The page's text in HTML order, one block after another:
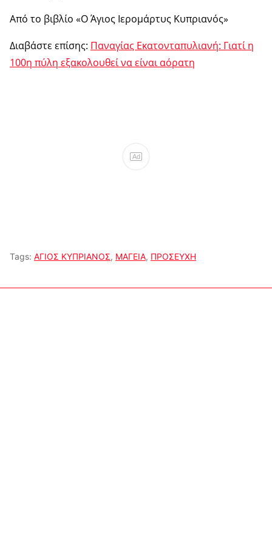
Από το βιβλίο «Ο Άγιος Ιερομάρτυς Κυπριανός»
Διαβάστε επίσης: Παναγίας Εκατονταπυλιανή: Γιατί η
100η πύλη εξακολουθεί να είναι αόρατη
Ad
Tags: ΑΓΙΟΣ ΚΥΠΡΙΑΝΟΣ, ΜΑΓΕΙΑ, ΠΡΟΣΕΥΧΗ